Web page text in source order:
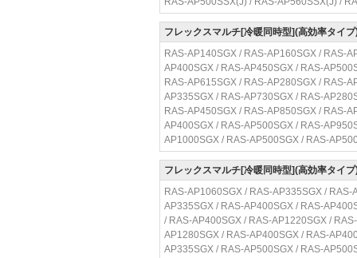
フレックスマルチ[冷暖同時型](高効率タイプ
RAS-AP140SGX / RAS-AP160SGX / RAS-
AP400SGX / RAS-AP450SGX / RAS-
RAS-AP615SGX / RAS-AP280SGX / RAS-
AP335SGX / RAS-AP730SGX / RAS-
RAS-AP450SGX / RAS-AP850SGX / RAS-
AP400SGX / RAS-AP500SGX / RAS-
AP1000SGX / RAS-AP500SGX / RAS-
フレックスマルチ[冷暖同時型](高効率タイプ
RAS-AP1060SGX / RAS-AP335SGX /
AP335SGX / RAS-AP400SGX / RAS-
/ RAS-AP400SGX / RAS-AP1220SGX /
AP1280SGX / RAS-AP400SGX / RAS-
AP335SGX / RAS-AP500SGX / RAS-